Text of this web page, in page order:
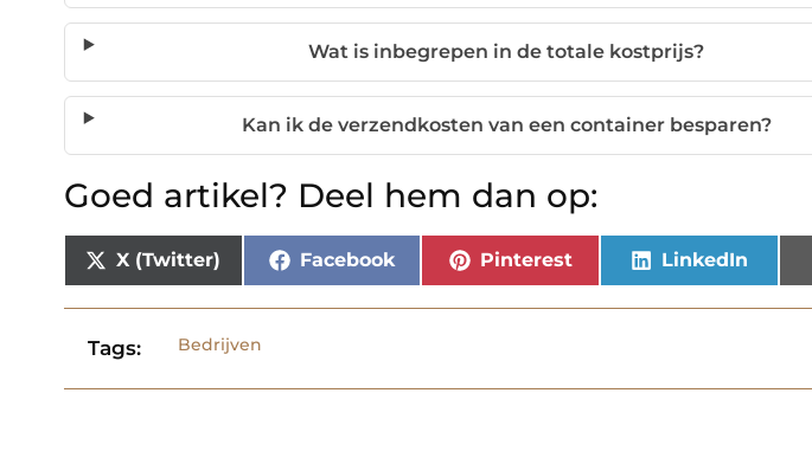
Wat is inbegrepen in de totale kostprijs?
Kan ik de verzendkosten van een container besparen?
Goed artikel? Deel hem dan op:
X (Twitter) Facebook Pinterest LinkedIn
Tags: Bedrijven